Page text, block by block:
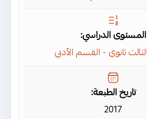
المستوى الدراسي:
ثانوي - القسم الأدبي
تاريخ الطبعة:
2017